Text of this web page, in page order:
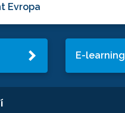
Evropa
E-learning